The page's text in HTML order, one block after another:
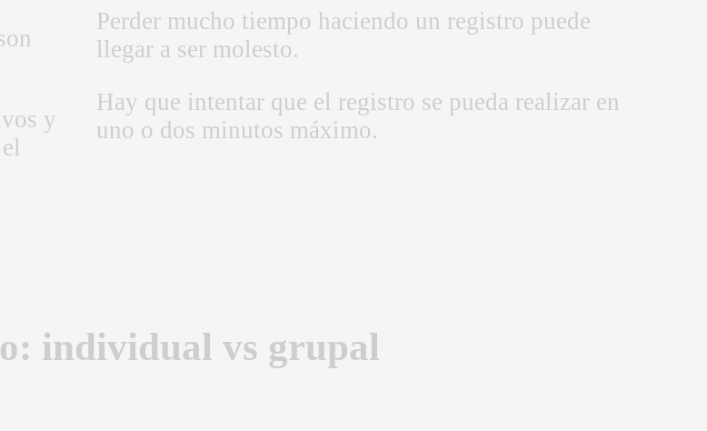
y
Perder mucho tiempo haciendo un registro puede
llegar a ser molesto.
Hay que intentar que el registro se pueda realizar en
uno o dos minutos máximo.
individual vs grupal